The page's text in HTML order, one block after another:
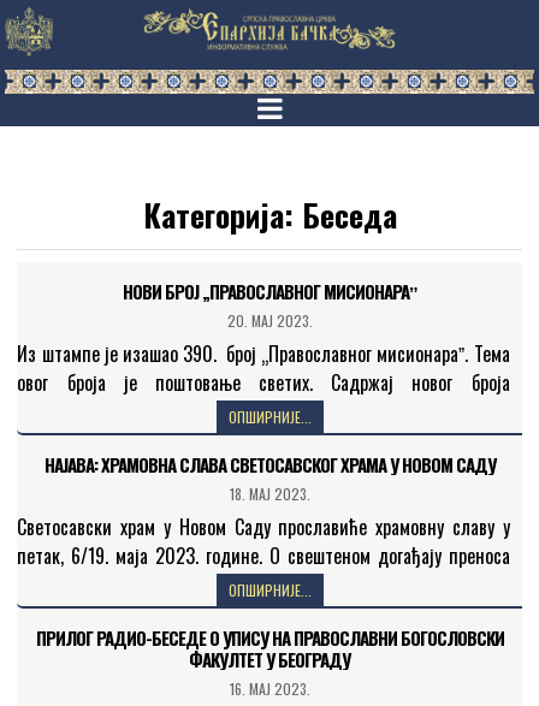
Категорија: Беседа
НОВИ БРОЈ „ПРАВОСЛАВНОГ МИСИОНАРАˮ
20. МАЈ 2023.
Из штампе је изашао 390. број „Православног мисионараˮ. Тема
овог броја је поштовањe светих. Садржај новог броја
„Православног мисионараˮ слушаоцима Радио-Беседе
представио је катихета Бранислав…
ОПШИРНИЈЕ...
НАЈАВА: ХРАМОВНА СЛАВА СВЕТОСАВСКОГ ХРАМА У НОВОМ САДУ
18. МАЈ 2023.
Светосавски храм у Новом Саду прославиће храмовну славу у
петак, 6/19. маја 2023. године. О свештеном догађају преноса
моштију Светога Саве из храма Светих четрдесет…
ОПШИРНИЈЕ...
ПРИЛОГ РАДИО-БЕСЕДЕ О УПИСУ НА ПРАВОСЛАВНИ БОГОСЛОВСКИ
ФАКУЛТЕТ У БЕОГРАДУ
16. МАЈ 2023.